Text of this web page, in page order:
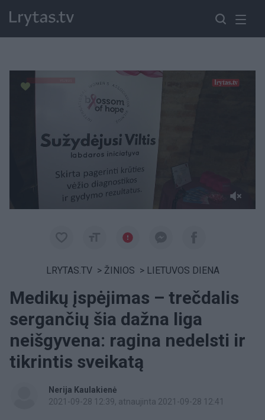
LRYTAS.TV > ŽINIOS > LIETUVOS DIENA
Medikų įspėjimas – trečdalis
sergančių šia dažna liga
neišgyvena: ragina nedelsti ir
tikrintis sveikatą
Nerija Kaulakienė
2021-09-28 12:39, atnaujinta 2021-09-28 12:41